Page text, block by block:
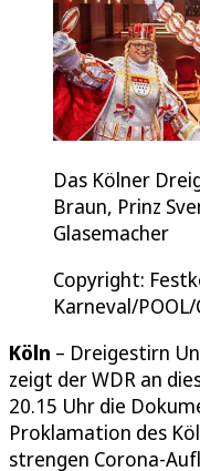
Das Kölner
Braun, Prinz
Glasemacher
Copyright:
Karneval/
Köln – Dreigestirn
zeigt der WDR an
20.15 Uhr die
Proklamation des
strengen Corona-